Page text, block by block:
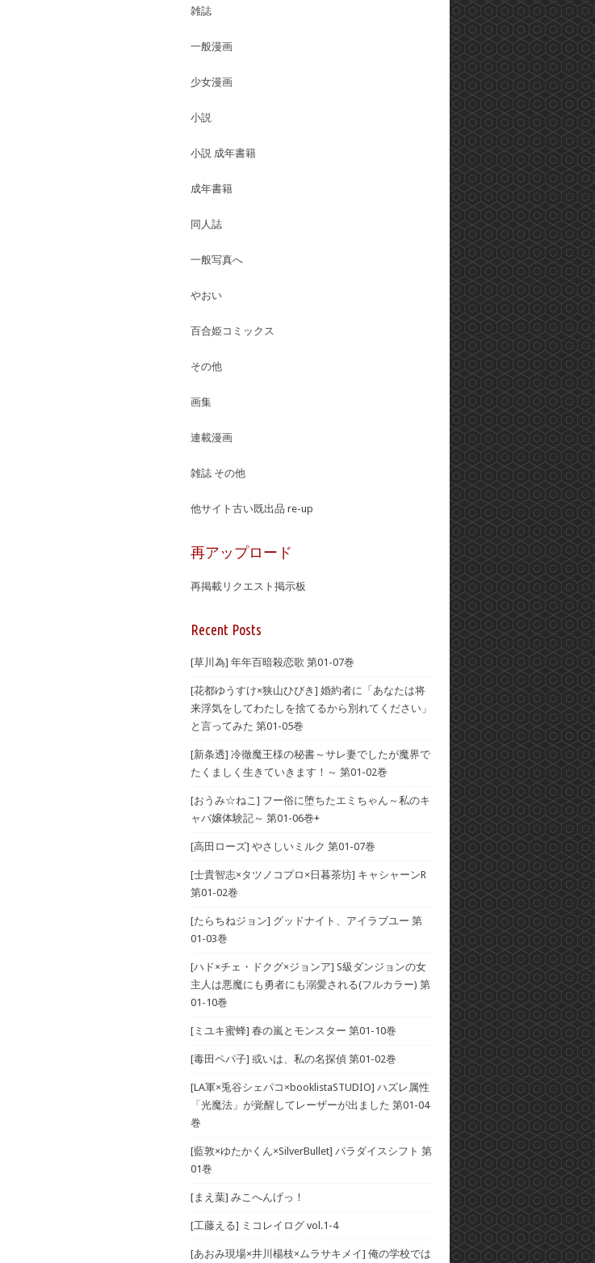
雑誌
一般漫画
少女漫画
小説
小説 成年書籍
成年書籍
同人誌
一般写真へ
やおい
百合姫コミックス
その他
画集
連載漫画
雑誌 その他
他サイト古い既出品 re-up
再アップロード
再掲載リクエスト掲示板
Recent Posts
[草川為] 年年百暗殺恋歌 第01-07巻
[花都ゆうすけ×狭山ひびき] 婚約者に「あなたは将
来浮気をしてわたしを捨てるから別れてください」
と言ってみた 第01-05巻
[新条透] 冷徹魔王様の秘書～サレ妻でしたが魔界で
たくましく生きていきます！～ 第01-02巻
[おうみ☆ねこ] フー俗に堕ちたエミちゃん～私のキ
ャバ嬢体験記～ 第01-06巻+
[高田ローズ] やさしいミルク 第01-07巻
[士貴智志×タツノコプロ×日暮茶坊] キャシャーンR
第01-02巻
[たらちねジョン] グッドナイト、アイラブユー 第
01-03巻
[ハド×チェ・ドクグ×ジョンア] S級ダンジョンの女
主人は悪魔にも勇者にも溺愛される(フルカラー) 第
01-10巻
[ミユキ蜜蜂] 春の嵐とモンスター 第01-10巻
[毒田ペパ子] 或いは、私の名探偵 第01-02巻
[LA軍×兎谷シェパコ×booklistaSTUDIO] ハズレ属性
「光魔法」が覚醒してレーザーが出ました 第01-04
巻
[藍敦×ゆたかくん×SilverBullet] パラダイスシフト 第
01巻
[まえ葉] みこへんげっ！
[工藤える] ミコレイログ vol.1-4
[あおみ現場×井川楊枝×ムラサキメイ] 俺の学校では